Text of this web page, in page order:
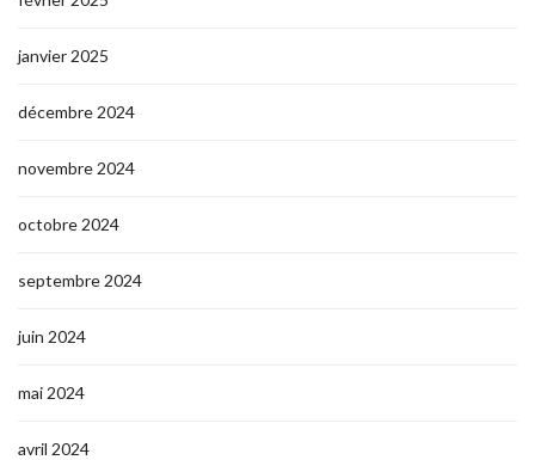
janvier 2025
décembre 2024
novembre 2024
octobre 2024
septembre 2024
juin 2024
mai 2024
avril 2024